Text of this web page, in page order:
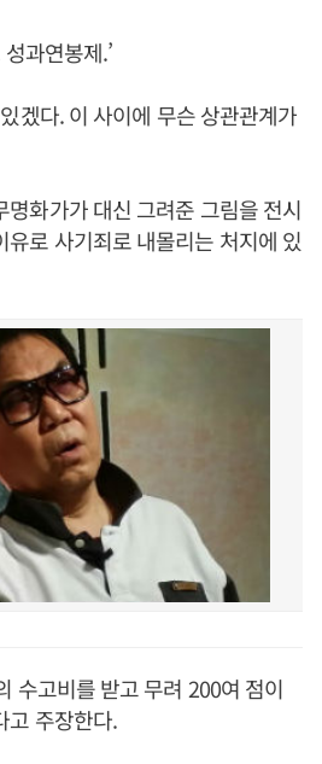
과연봉제.’
겠다. 이 사이에 무슨 상관관계가
화가가 대신 그려준 그림을 전시
로 사기죄로 내몰리는 처지에 있
수고비를 받고 무려 200여 점이
고 주장한다.